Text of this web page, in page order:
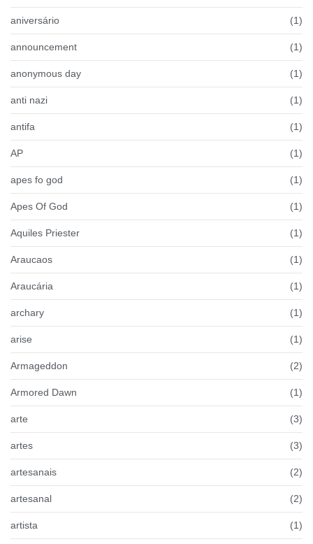
aniversário (1)
announcement (1)
anonymous day (1)
anti nazi (1)
antifa (1)
AP (1)
apes fo god (1)
Apes Of God (1)
Aquiles Priester (1)
Araucaos (1)
Araucária (1)
archary (1)
arise (1)
Armageddon (2)
Armored Dawn (1)
arte (3)
artes (3)
artesanais (2)
artesanal (2)
artista (1)